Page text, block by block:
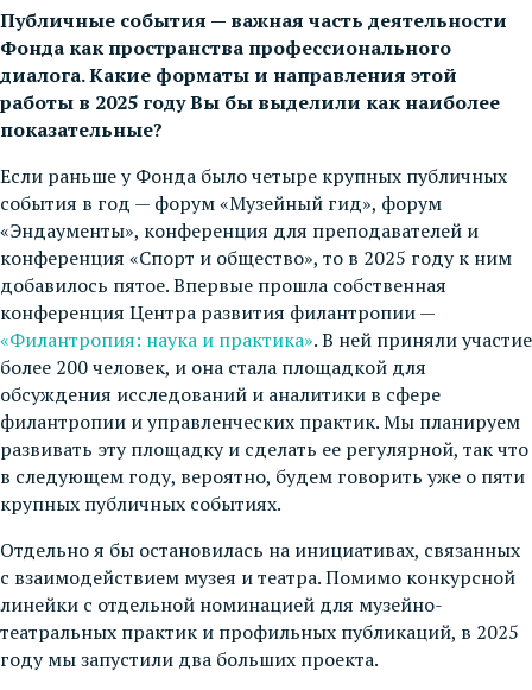
Публичные события — важная часть деятельности
Фонда как пространства профессионального
диалога. Какие форматы и направления этой
работы в 2025 году Вы бы выделили как наиболее
показательные?
Если раньше у Фонда было четыре крупных публичных
события в год — форум «Музейный гид», форум
«Эндаументы», конференция для преподавателей и
конференция «Спорт и общество», то в 2025 году к ним
добавилось пятое. Впервые прошла собственная
конференция Центра развития филантропии —
«Филантропия: наука и практика». В ней приняли участие
более 200 человек, и она стала площадкой для
обсуждения исследований и аналитики в сфере
филантропии и управленческих практик. Мы планируем
развивать эту площадку и сделать ее регулярной, так что
в следующем году, вероятно, будем говорить уже о пяти
крупных публичных событиях.
Отдельно я бы остановилась на инициативах, связанных
с взаимодействием музея и театра. Помимо конкурсной
линейки с отдельной номинацией для музейно-
театральных практик и профильных публикаций, в 2025
году мы запустили два больших проекта.